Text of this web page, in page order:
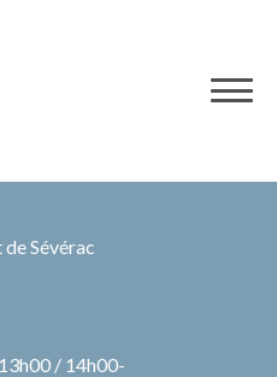
Sévérac
/ 14h00-